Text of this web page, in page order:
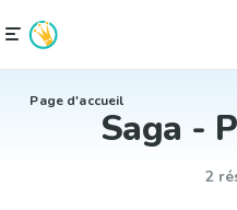
Page d'accueil
Saga -
2